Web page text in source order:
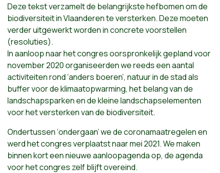
Deze tekst verzamelt de belangrijkste hefbomen om de
biodiversiteit in Vlaanderen te versterken. Deze moeten
verder uitgewerkt worden in concrete voorstellen
(resoluties).
In aanloop naar het congres oorspronkelijk gepland voor
november 2020 organiseerden we reeds een aantal
activiteiten rond ‘anders boeren’, natuur in de stad als
buffer voor de klimaatopwarming, het belang van de
landschapsparken en de kleine landschapselementen
voor het versterken van de biodiversiteit.
Ondertussen ‘ondergaan’ we de coronamaatregelen en
werd het congres verplaatst naar mei 2021. We maken
binnen kort een nieuwe aanloopagenda op, de agenda
voor het congres zelf blijft overeind.